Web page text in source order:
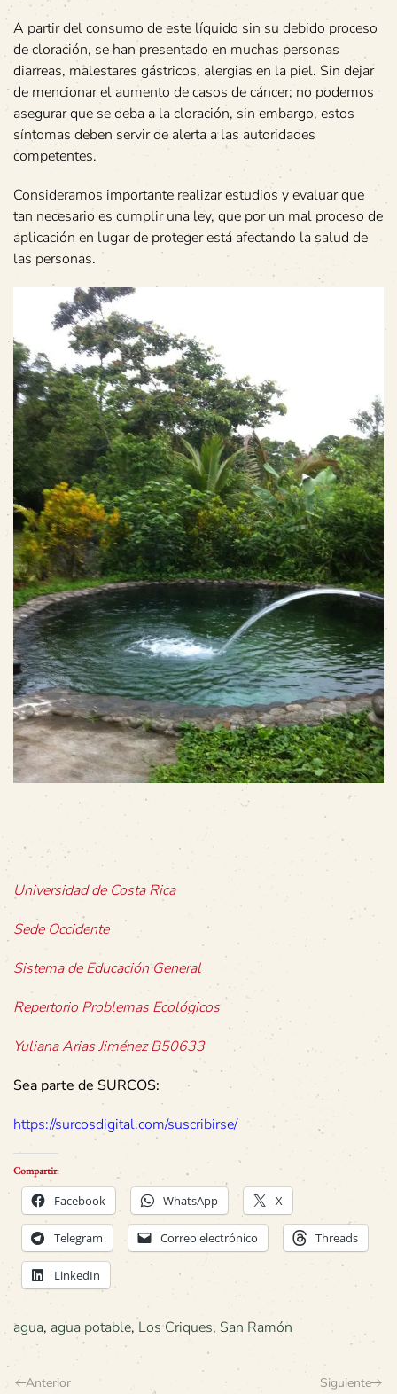
A partir del consumo de este líquido sin su debido proceso
de cloración, se han presentado en muchas personas
diarreas, malestares gástricos, alergias en la piel. Sin dejar
de mencionar el aumento de casos de cáncer; no podemos
asegurar que se deba a la cloración, sin embargo, estos
síntomas deben servir de alerta a las autoridades
competentes.
Consideramos importante realizar estudios y evaluar que
tan necesario es cumplir una ley, que por un mal proceso de
aplicación en lugar de proteger está afectando la salud de
las personas.
Universidad de Costa Rica
Sede Occidente
Sistema de Educación General
Repertorio Problemas Ecológicos
Yuliana Arias Jiménez B50633
Sea parte de SURCOS:
https://surcosdigital.com/suscribirse/
Compartir:
Facebook WhatsApp X
Telegram Correo electrónico Threads
LinkedIn
agua, agua potable, Los Criques, San Ramón
Anterior Siguiente